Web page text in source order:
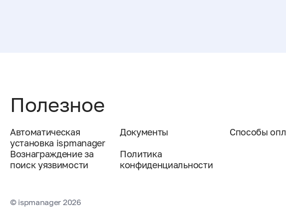
Полезное
Автоматическая
установка ispmanager
Документы Способы
Вознаграждение за
поиск уязвимости
Политика
конфиденциальности
© ispmanager 2026